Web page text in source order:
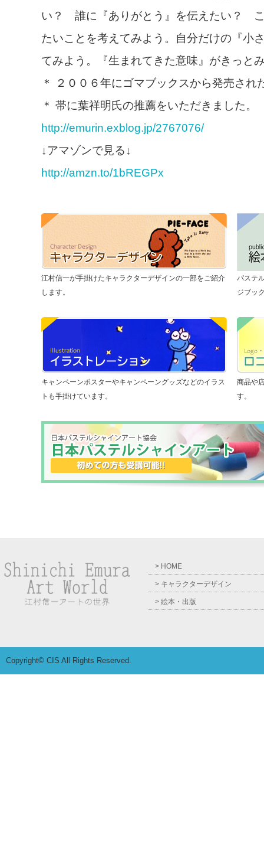
い？ 誰に『ありがとう』を伝えたい？
たいことを考えてみよう。自分だけの『小
てみよう。『生まれてきた意味』がきっと
＊ ２００６年にゴマブックスから発売され
＊ 帯に葉祥明氏の推薦をいただきました。
http://emurin.exblog.jp/2767076/
↓アマゾンで見る↓
http://amzn.to/1bREGPx
江村信一が手掛けたキャラクターデザインの一部をご紹介
します。
パステ
ジブッ
キャンペーンポスターやキャンペーングッズなどのイラス
トも手掛けています。
商品や
す。
> HOME
> キャラクターデザイン
> 絵本・出版
Copyright© CIS All Rights Reserved.